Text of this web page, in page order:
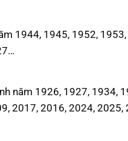
1944, 1945, 1952,
năm 1926, 1927, 1934,
2017, 2016, 2024, 2025,